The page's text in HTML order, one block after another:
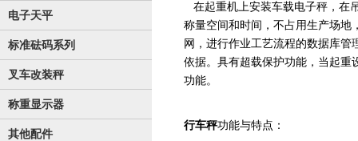
电子天平
标准砝码系列
叉车改装秤
称重显示器
其他配件
在起重机上安装车载电子秤，在
称量空间和时间，不占用生产场地
网，进行作业工艺流程的数据库
依据。具有超载保护功能，当起重
功能。
行车秤功能与特点：